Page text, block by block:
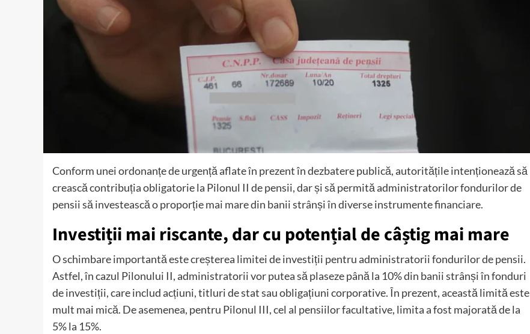
Conform unei ordonanțe de urgență aflate în prezent în dezbatere publică, autoritățile intenționează să
crească contribuția obligatorie la Pilonul II de pensii, dar și să permită administratorilor fondurilor de
pensii să investească o proporție mai mare din banii strânși în diverse instrumente financiare.
Investiții mai riscante, dar cu potențial de câștig mai mare
O schimbare importantă este creșterea limitei de investiții pentru administratorii fondurilor de pensii.
Astfel, în cazul Pilonului II, administratorii vor putea să plaseze până la 10% din banii strânși în fonduri
de investiții, care includ acțiuni, titluri de stat sau obligațiuni corporative. În prezent, această limită este
mult mai mică. De asemenea, pentru Pilonul III, cel al pensiilor facultative, limita a fost majorată de la
5% la 15%.